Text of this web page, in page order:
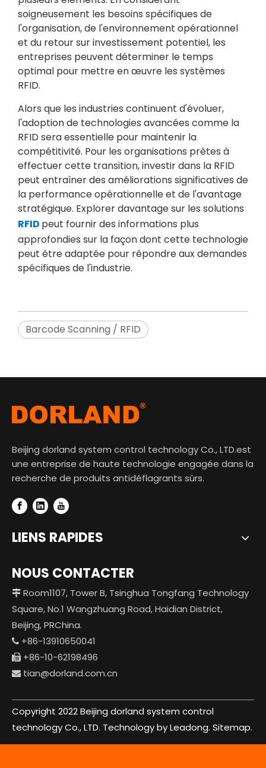
soigneusement les besoins spécifiques de
l'organisation, de l'environnement opérationnel
et du retour sur investissement potentiel, les
entreprises peuvent déterminer le temps
optimal pour mettre en œuvre les systèmes
RFID.
Alors que les industries continuent d'évoluer,
l'adoption de technologies avancées comme la
RFID sera essentielle pour maintenir la
compétitivité. Pour les organisations prêtes à
effectuer cette transition, investir dans la RFID
peut entraîner des améliorations significatives de
la performance opérationnelle et de l'avantage
stratégique. Explorer davantage sur les solutions
RFID peut fournir des informations plus
approfondies sur la façon dont cette technologie
peut être adaptée pour répondre aux demandes
spécifiques de l'industrie.
Barcode Scanning / RFID
Beijing dorland system control technology Co., LTD.est
une entreprise de haute technologie engagée dans la
recherche de produits antidéflagrants sûrs.
LIENS RAPIDES
NOUS CONTACTER
 Room1107, Tower B, Tsinghua Tongfang Technology
Square, No.1 Wangzhuang Road, Haidian District,
Beijing, PRChina.
 +86-13910650041
 +86-10-62198496
 tian@dorland.com.cn
Copyright 2022 Beijing dorland system control
technology Co., LTD. Technology by Leadong. Sitemap.